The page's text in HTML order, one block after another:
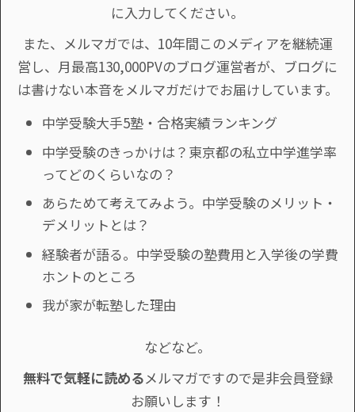
に入力してください。
また、メルマガでは、10年間このメディアを継続運
営し、月最高130,000PVのブログ運営者が、ブログに
は書けない本音をメルマガだけでお届けしています。
中学受験大手5塾・合格実績ランキング
中学受験のきっかけは？東京都の私立中学進学率
ってどのくらいなの？
あらためて考えてみよう。中学受験のメリット・
デメリットとは？
経験者が語る。中学受験の塾費用と入学後の学費
ホントのところ
我が家が転塾した理由
などなど。
無料で気軽に読めるメルマガですので是非会員登録
お願いします！